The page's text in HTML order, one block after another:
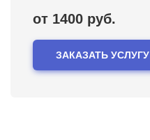
от 1400 руб.
ЗАКАЗАТЬ УСЛУГУ